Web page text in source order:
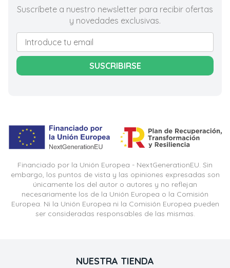
Suscríbete a nuestro newsletter para recibir ofertas
y novedades exclusivas.
SUSCRIBIRSE
Financiado por la Unión Europea - NextGenerationEU. Sin
embargo, los puntos de vista y las opiniones expresadas son
únicamente los del autor o autores y no reflejan
necesariamente los de la Unión Europea o la Comisión
Europea. Ni la Unión Europea ni la Comisión Europea pueden
ser consideradas responsables de las mismas.
NUESTRA TIENDA